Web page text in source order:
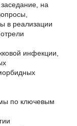
на
в реализации
инфекции,
по ключевым